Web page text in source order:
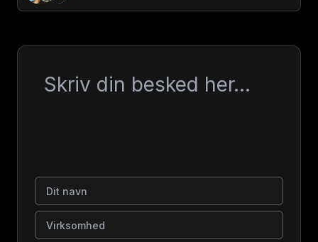
Dit navn
Virksomhed